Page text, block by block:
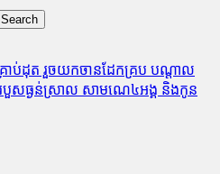
ាប់ដុត រួចយកចានដែកគ្រប បណ្តាល
របួសធ្ងន់ស្រាល សាមណេ៤អង្គ និងកូន